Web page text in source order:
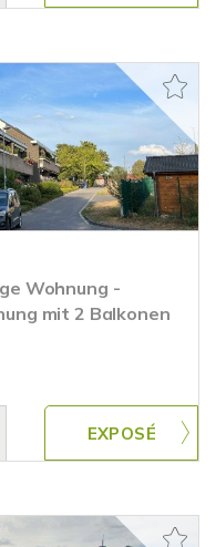
Wohnung -
mit 2 Balkonen